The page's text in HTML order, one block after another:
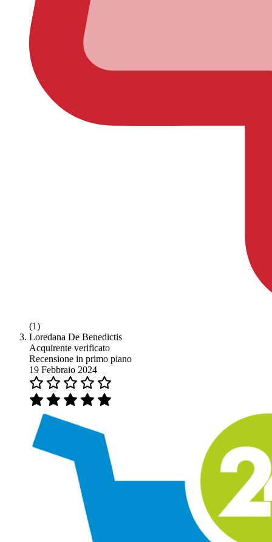
(1)
Loredana De Benedictis
Acquirente verificato
Recensione in primo piano
19 Febbraio 2024